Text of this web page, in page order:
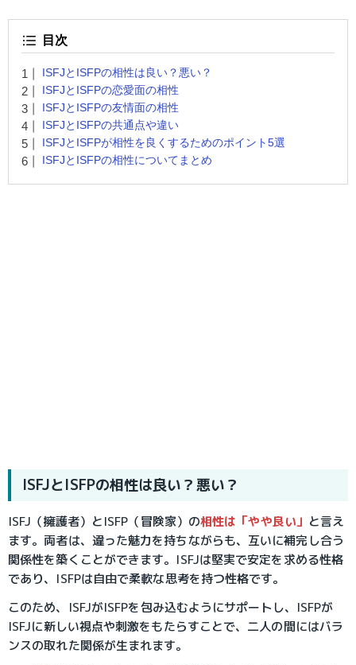
目次
ISFJとISFPの相性は良い？悪い？
ISFJとISFPの恋愛面の相性
ISFJとISFPの友情面の相性
ISFJとISFPの共通点や違い
ISFJとISFPが相性を良くするためのポイント5選
ISFJとISFPの相性についてまとめ
ISFJとISFPの相性は良い？悪い？
ISFJ（擁護者）とISFP（冒険家）の相性は「やや良い」 と言え
ます。両者は、違った魅力を持ちながらも、互いに補完し合う
関係性を築くことができます。ISFJは堅実で安定を求める性格
であり、ISFPは自由で柔軟な思考を持つ性格です。
このため、ISFJがISFPを包み込むようにサポートし、ISFPが
ISFJに新しい視点や刺激をもたらすことで、二人の間にはバラ
ンスの取れた関係が生まれます。